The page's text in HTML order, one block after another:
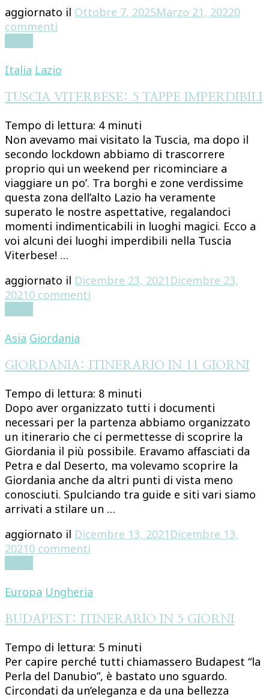
aggiornato il Ottobre 7, 2025Marzo 21, 20220
commenti
(IN
DI
GIORNI
Italia Lazio
TUSCIA VITERBESE: 5 TAPPE IMPERDIBILI
Tempo di lettura: 4 minuti
Non avevamo mai visitato la Tuscia, ma dopo il
secondo lockdown abbiamo di trascorrere
proprio qui un weekend per ricominciare a
viaggiare un po’. Tra borghi e zone verdissime
questa zona dell’alto Lazio ha veramente
superato le nostre aspettative, regalandoci
momenti indimenticabili in luoghi magici. Ecco a
voi alcuni dei luoghi imperdibili nella Tuscia
Viterbese! …
aggiornato il Dicembre 23, 2021 Dicembre 23,
20210 commenti
IMPERDIBILI
Asia Giordania
GIORDANIA: ITINERARIO IN 11 GIORNI
Tempo di lettura: 8 minuti
Dopo aver organizzato tutti i documenti
necessari per la partenza abbiamo organizzato
un itinerario che ci permettesse di scoprire la
Giordania il più possibile. Eravamo affasciati da
Petra e dal Deserto, ma volevamo scoprire la
Giordania anche da altri punti di vista meno
conosciuti. Spulciando tra guide e siti vari siamo
arrivati a stilare un …
aggiornato il Dicembre 13, 2021 Dicembre 13,
20210 commenti
IN
GIORNI
Europa Ungheria
BUDAPEST: ITINERARIO IN 5 GIORNI
Tempo di lettura: 5 minuti
Per capire perché tutti chiamassero Budapest “la
Perla del Danubio”, è bastato uno sguardo.
Circondati da un’eleganza e da una bellezza